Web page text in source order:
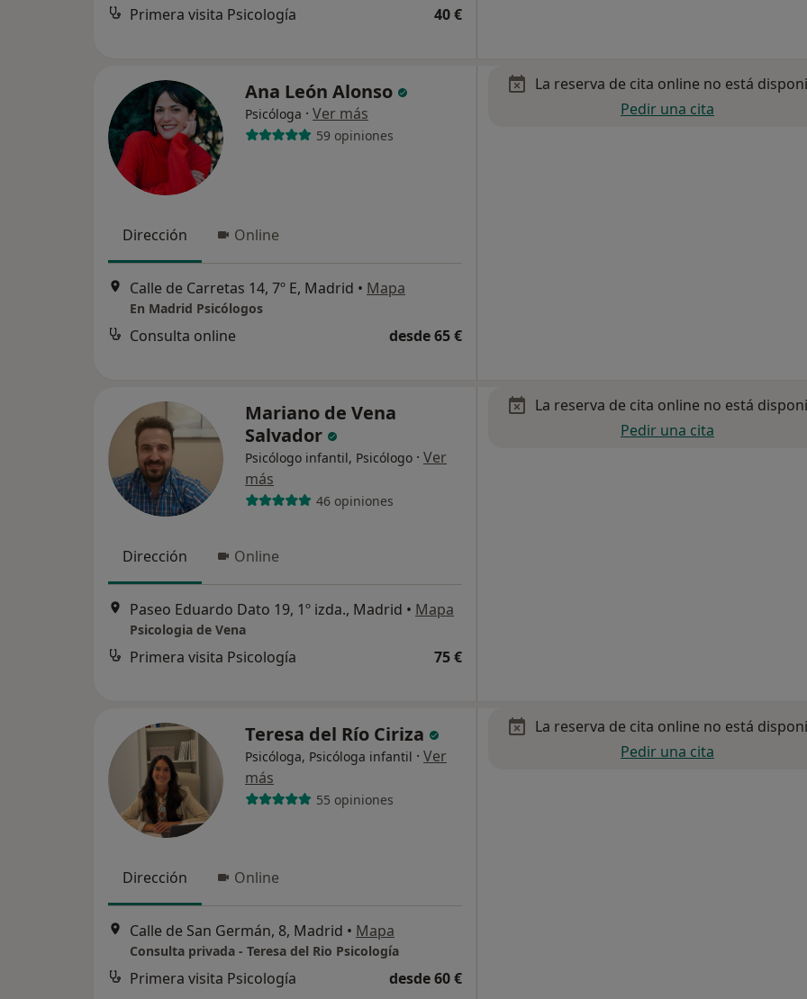
Primera visita Psicología 40 €
Ana León Alonso
Psicóloga · Ver más
59 opiniones
Dirección Online
Calle de Carretas 14, 7º E, Madrid • Mapa
En Madrid Psicólogos
Consulta online desde 65 €
La reserva de cita online no está
Pedir una cita
Mariano de Vena
Salvador
Psicólogo infantil, Psicólogo · Ver
más
46 opiniones
Dirección Online
Paseo Eduardo Dato 19, 1º izda., Madrid • Mapa
Psicologia de Vena
Primera visita Psicología 75 €
La reserva de cita online no está
Pedir una cita
Teresa del Río Ciriza
Psicóloga, Psicóloga infantil · Ver
más
55 opiniones
Dirección Online
Calle de San Germán, 8, Madrid • Mapa
Consulta privada - Teresa del Rio Psicología
Primera visita Psicología desde 60 €
La reserva de cita online no está
Pedir una cita